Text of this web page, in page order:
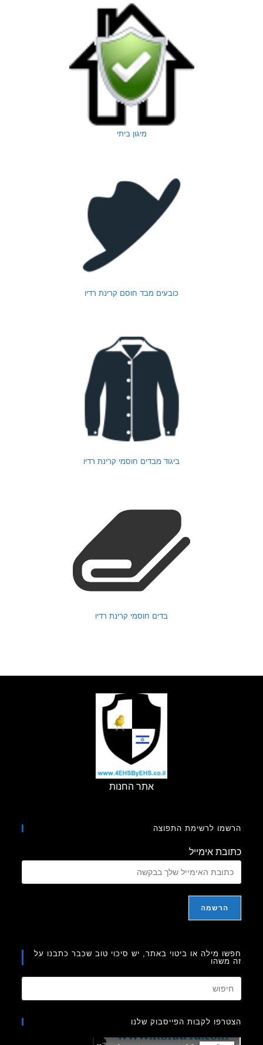
כובעים מבד חוסם קרינת רדיו
ביגוד מבדים חוסמי קרינת רדיו
בדים חוסמי קרינת רדיו
אתר החנות
לרשימת התפוצה
אימייל
מילה או ביטוי באתר, יש סיכוי טוב שכבר כתבנו על
Escape
לקבות הפייסבוק שלנו